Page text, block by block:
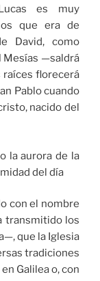
es muy
que era de
David, como
Mesías —saldrá
raíces florecerá
Pablo cuando
nacido del
la aurora de la
del día
con el nombre
transmitido los
que la Iglesia
tradiciones
Galilea o, con